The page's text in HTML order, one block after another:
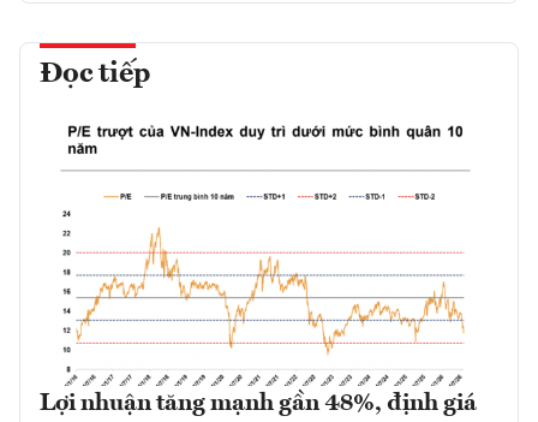
Đọc tiếp
Lợi nhuận tăng mạnh gần 48%, định giá